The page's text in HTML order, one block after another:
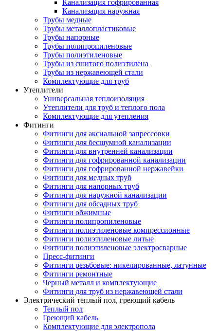
Канализация гофрированная
Канализация наружная
Трубы медные
Трубы металлопластиковые
Трубы напорные
Трубы полипропиленовые
Трубы полиэтиленовые
Трубы из сшитого полиэтилена
Трубы из нержавеющей стали
Комплектующие для труб
Утеплители
Универсальная теплоизоляция
Утеплители для труб и теплого пола
Комплектующие для утепления
Фитинги
Фитинги для аксиальной запрессовки
Фитинги для бесшумной канализации
Фитинги для внутренней канализации
Фитинги для гофрированной канализации
Фитинги для гофрированной нержавейки
Фитинги для медных труб
Фитинги для напорных труб
Фитинги для наружной канализации
Фитинги для обсадных труб
Фитинги обжимные
Фитинги полипропиленовые
Фитинги полиэтиленовые компрессионные
Фитинги полиэтиленовые литые
Фитинги полиэтиленовые электросварные
Пресс-фитинги
Фитинги резьбовые: никелированные, латунные
Фитинги ремонтные
Черный металл и комплектующие
Фитинги для труб из нержавеющей стали
Электрический теплый пол, греющий кабель
Теплый пол
Греющий кабель
Комплектующие для электропола